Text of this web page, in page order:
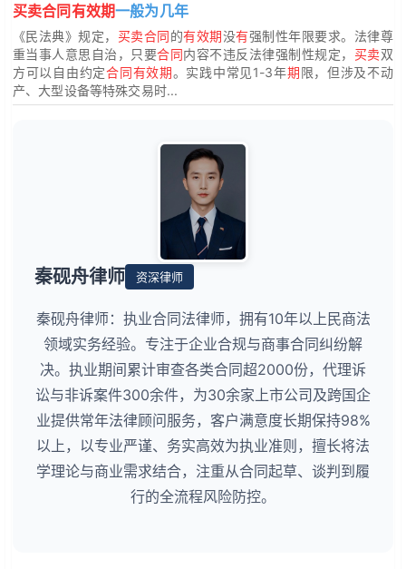
买卖合同有效期一般为几年
《民法典》规定， 买卖合同的有效期没有强制性年限要求。法律尊
重当事人意思自治，只要合同内容不违反法律强制性规定， 买卖双
方可以自由约定合同有效期。实践中常见1-3年期限，但涉及不动
产、大型设备等特殊交易时...
秦砚舟律师 资深律师
秦砚舟律师：执业合同法律师，拥有10年以上民商法
领域实务经验。专注于企业合规与商事合同纠纷解
决。执业期间累计审查各类合同超2000份，代理诉
讼与非诉案件300余件，为30余家上市公司及跨国企
业提供常年法律顾问服务，客户满意度长期保持98%
以上，以专业严谨、务实高效为执业准则，擅长将法
学理论与商业需求结合，注重从合同起草、谈判到履
行的全流程风险防控。